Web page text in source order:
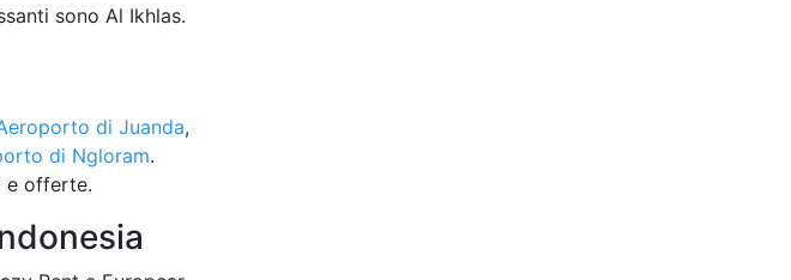
sono Al Ikhlas.
di Juanda,
di Ngloram.
e offerte.